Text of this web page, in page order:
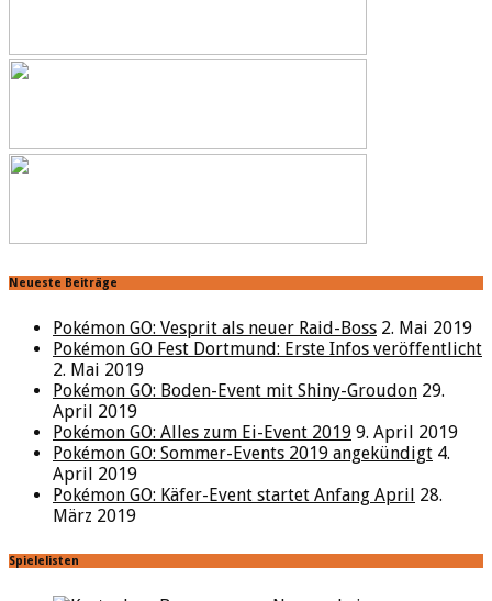
Neueste Beiträge
Pokémon GO: Vesprit als neuer Raid-Boss 2. Mai 2019
Pokémon GO Fest Dortmund: Erste Infos veröffentlicht
2. Mai 2019
Pokémon GO: Boden-Event mit Shiny-Groudon 29.
April 2019
Pokémon GO: Alles zum Ei-Event 2019 9. April 2019
Pokémon GO: Sommer-Events 2019 angekündigt 4.
April 2019
Pokémon GO: Käfer-Event startet Anfang April 28.
März 2019
Spielelisten